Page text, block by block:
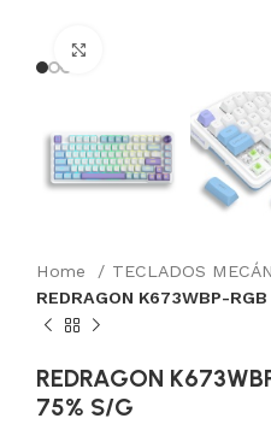
Home
TECLADOS
REDRAGON K673WBP-
REDRAGON
75% S/G